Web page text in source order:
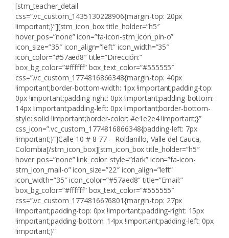
[stm_teacher_detail
css=”.vc_custom_1435130228906{margin-top: 20px
!important;}”][stm_icon_box title_holder=”h5″
hover_pos=”none” icon=”fa-icon-stm_icon_pin-o”
icon_size=”35″ icon_align=”left” icon_width=”35″
icon_color=”#57aed8″ title=”Dirección:”
box_bg_color=”#ffffff” box_text_color=”#555555″
css=”.vc_custom_1774816866348{margin-top: 40px
!important;border-bottom-width: 1px !important;padding-top:
0px !important;padding-right: 0px !important;padding-bottom:
14px !important;padding-left: 0px !important;border-bottom-
style: solid !important;border-color: #e1e2e4 !important;}”
css_icon=”.vc_custom_1774816866348{padding-left: 7px
!important;}”]Calle 10 # 8-77 – Roldanillo, Valle del Cauca,
Colombia[/stm_icon_box][stm_icon_box title_holder=”h5″
hover_pos=”none” link_color_style=”dark” icon=”fa-icon-
stm_icon_mail-o” icon_size=”22″ icon_align=”left”
icon_width=”35″ icon_color=”#57aed8″ title=”Email:”
box_bg_color=”#ffffff” box_text_color=”#555555″
css=”.vc_custom_1774816676801{margin-top: 27px
!important;padding-top: 0px !important;padding-right: 15px
!important;padding-bottom: 14px !important;padding-left: 0px
!important;}”